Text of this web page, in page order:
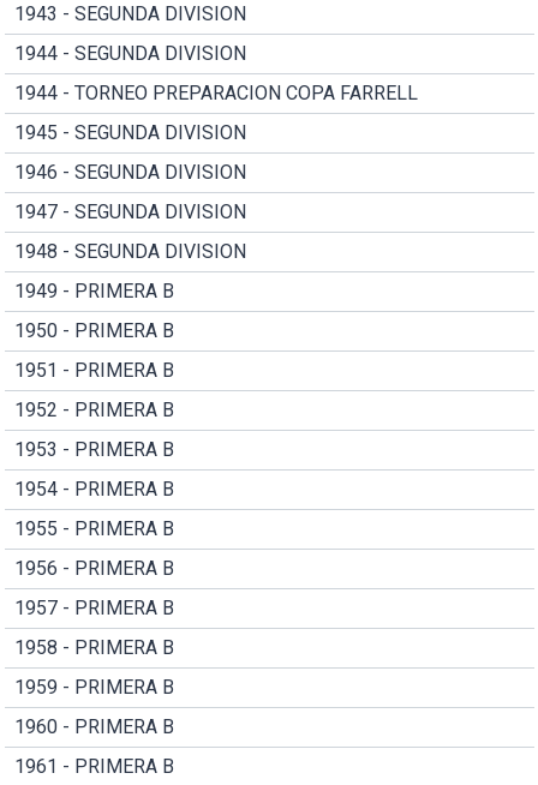
1943 - SEGUNDA DIVISION
1944 - SEGUNDA DIVISION
1944 - TORNEO PREPARACION COPA FARRELL
1945 - SEGUNDA DIVISION
1946 - SEGUNDA DIVISION
1947 - SEGUNDA DIVISION
1948 - SEGUNDA DIVISION
1949 - PRIMERA B
1950 - PRIMERA B
1951 - PRIMERA B
1952 - PRIMERA B
1953 - PRIMERA B
1954 - PRIMERA B
1955 - PRIMERA B
1956 - PRIMERA B
1957 - PRIMERA B
1958 - PRIMERA B
1959 - PRIMERA B
1960 - PRIMERA B
1961 - PRIMERA B